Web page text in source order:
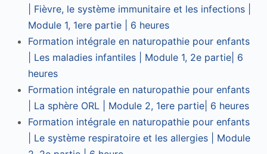
| Fièvre, le système immunitaire et les infections |
Module 1, 1ere partie | 6 heures
Formation intégrale en naturopathie pour enfants
| Les maladies infantiles | Module 1, 2e partie| 6
heures
Formation intégrale en naturopathie pour enfants
| La sphère ORL | Module 2, 1ere partie| 6 heures
Formation intégrale en naturopathie pour enfants
| Le système respiratoire et les allergies | Module